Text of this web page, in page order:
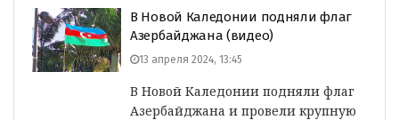
В Новой Каледонии подняли флаг
Азербайджана (видео)
13 апреля 2024, 13:45
В Новой Каледонии подняли флаг
Азербайджана и провели крупную